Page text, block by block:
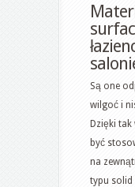
Są one
wilgoć i
Dzięki
być
na
typu solid